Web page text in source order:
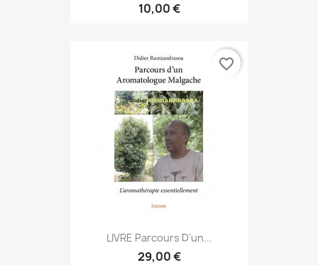
10,00 €
LIVRE Parcours D'un...
29,00 €
favorite_border